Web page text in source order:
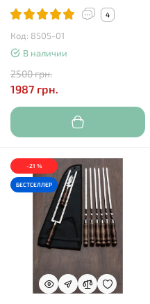
4
Код: 8505-01
В наличии
2500 грн.
1987 грн.
-21 %
БЕСТСЕЛЛЕР